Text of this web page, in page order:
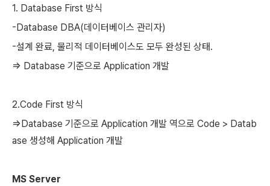
1. Database First 방식
-Database DBA(데이터베이스 관리자)
-설계 완료, 물리적 데이터베이스도 모두 완성된 상태.
=> Database 기준으로 Application 개발
2.Code First 방식
=>Database 기준으로 Application 개발 역으로 Code > Datab
ase 생성해 Application 개발
MS Server